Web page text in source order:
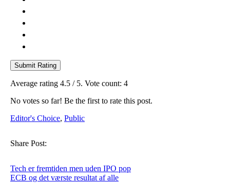
Submit Rating
Average rating 4.5 / 5. Vote count: 4
No votes so far! Be the first to rate this post.
Editor's Choice, Public
Share Post:
Tech er fremtiden men uden IPO pop
ECB og det værste resultat af alle